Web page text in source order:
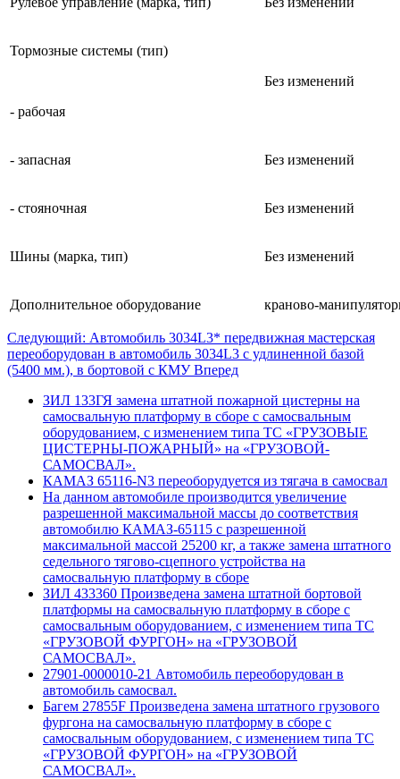
Тормозные системы (тип)
- рабочая
Без изменений
- запасная Без изменений
- стояночная Без изменений
Шины (марка, тип) Без изменений
Дополнительное оборудование краново-
Следующий: Автомобиль 3034L3* передвижная мастерская
переоборудован в автомобиль 3034L3 с удлиненной базой
(5400 мм.), в бортовой с КМУВперед
ЗИЛ 133ГЯ замена штатной пожарной цистерны на
самосвальную платформу в сборе с самосвальным
оборудованием, с изменением типа ТС «ГРУЗОВЫЕ
ЦИСТЕРНЫ-ПОЖАРНЫЙ» на «ГРУЗОВОЙ-
САМОСВАЛ».
КАМАЗ 65116-N3 переоборудуется из тягача в самосвал
На данном автомобиле производится увеличение
разрешенной максимальной массы до соответствия
автомобилю КАМАЗ-65115 с разрешенной
максимальной массой 25200 кг, а также замена штатного
седельного тягово-сцепного устройства на
самосвальную платформу в сборе
ЗИЛ 433360 Произведена замена штатной бортовой
платформы на самосвальную платформу в сборе с
самосвальным оборудованием, с изменением типа ТС
«ГРУЗОВОЙ ФУРГОН» на «ГРУЗОВОЙ
САМОСВАЛ».
27901-0000010-21 Автомобиль переоборудован в
автомобиль самосвал.
Багем 27855F Произведена замена штатного грузового
фургона на самосвальную платформу в сборе с
самосвальным оборудованием, с изменением типа ТС
«ГРУЗОВОЙ ФУРГОН» на «ГРУЗОВОЙ
САМОСВАЛ».